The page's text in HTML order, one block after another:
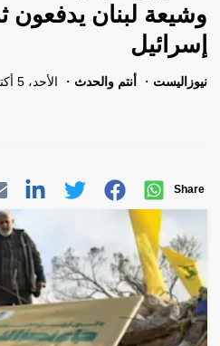
وشيعة لبنان
إسرائيل
نيوزاليست أنتم والحدث الأحد، 5 أكتوبر 2025
Share